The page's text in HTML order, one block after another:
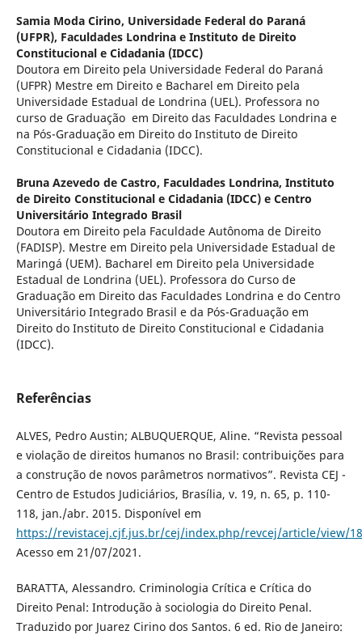
Samia Moda Cirino, Universidade Federal do Paraná
(UFPR), Faculdades Londrina e Instituto de Direito
Constitucional e Cidadania (IDCC)
Doutora em Direito pela Universidade Federal do Paraná
(UFPR) Mestre em Direito e Bacharel em Direito pela
Universidade Estadual de Londrina (UEL). Professora no
curso de Graduação em Direito das Faculdades Londrina e
na Pós-Graduação em Direito do Instituto de Direito
Constitucional e Cidadania (IDCC).
Bruna Azevedo de Castro, Faculdades Londrina, Instituto
de Direito Constitucional e Cidadania (IDCC) e Centro
Universitário Integrado Brasil
Doutora em Direito pela Faculdade Autônoma de Direito
(FADISP). Mestre em Direito pela Universidade Estadual de
Maringá (UEM). Bacharel em Direito pela Universidade
Estadual de Londrina (UEL). Professora do Curso de
Graduação em Direito das Faculdades Londrina e do Centro
Universitário Integrado Brasil e da Pós-Graduação em
Direito do Instituto de Direito Constitucional e Cidadania
(IDCC).
Referências
ALVES, Pedro Austin; ALBUQUERQUE, Aline. “Revista pessoal
e violação de direitos humanos no Brasil: contribuições para
a construção de novos parâmetros normativos”. Revista CEJ -
Centro de Estudos Judiciários, Brasília, v. 19, n. 65, p. 110-
118, jan./abr. 2015. Disponível em
https://revistacej.cjf.jus.br/cej/index.php/revcej/article/view/
Acesso em 21/07/2021.
BARATTA, Alessandro. Criminologia Crítica e Crítica do
Direito Penal: Introdução à sociologia do Direito Penal.
Traduzido por Juarez Cirino dos Santos. 6 ed. Rio de Janeiro: